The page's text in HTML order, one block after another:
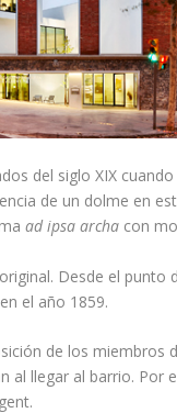
del siglo XIX
de un dolme en
ad ipsa archa con
Desde el punto
el año 1859.
de los miembros
al llegar al barrio. Por